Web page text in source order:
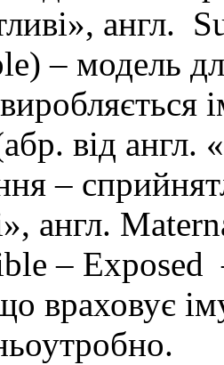
англ.
– модель
від англ.
–
англ.
–
враховує